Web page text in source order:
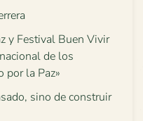
y Festival Buen Vivir
de los
por la Paz»
sino de construir